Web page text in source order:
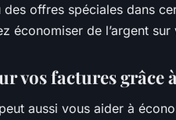
offres spéciales dans
économiser de l’argent
vos factures grâce
aussi vous aider à